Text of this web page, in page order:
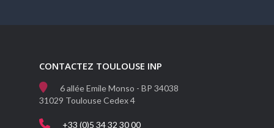
CONTACTEZ TOULOUSE INP
6 allée Emile Monso - BP 34038
31029 Toulouse Cedex 4
+33 (0)5 34 32 30 00